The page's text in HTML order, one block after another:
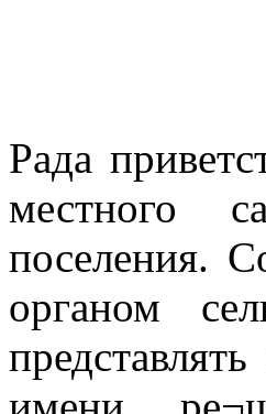
Рада
местного
поселения.
органом